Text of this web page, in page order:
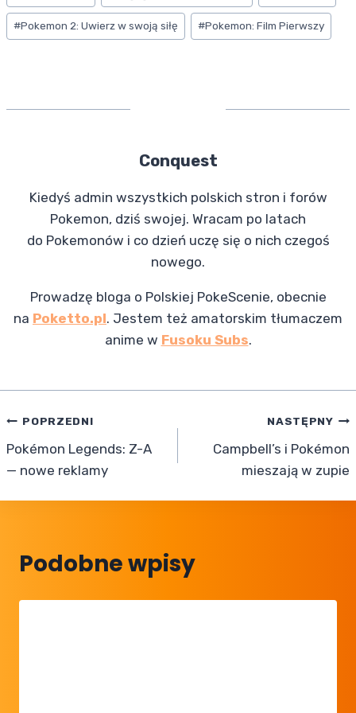
a
m
r
lr
e
#Pokemon 2: Uwierz w swoją siłę #Pokemon: Film Pierwszy
Conquest
Kiedyś admin wszystkich polskich stron i forów
Pokemon, dziś swojej. Wracam po latach
do Pokemonów i co dzień uczę się o nich czegoś
nowego.
Prowadzę bloga o Polskiej PokeScenie, obecnie
na Poketto.pl. Jestem też amatorskim tłumaczem
anime w Fusoku Subs.
Nawigacja
wpisu
POPRZEDNI
Pokémon Legends: Z-A
— nowe reklamy
NASTĘPNY
Campbell’s i Pokémon
mieszają w zupie
Podobne wpisy